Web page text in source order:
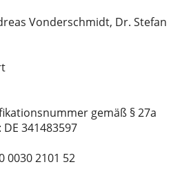
Vonderschmidt, Dr. Stefan
gemäß § 27a
341483597
0030 2101 52